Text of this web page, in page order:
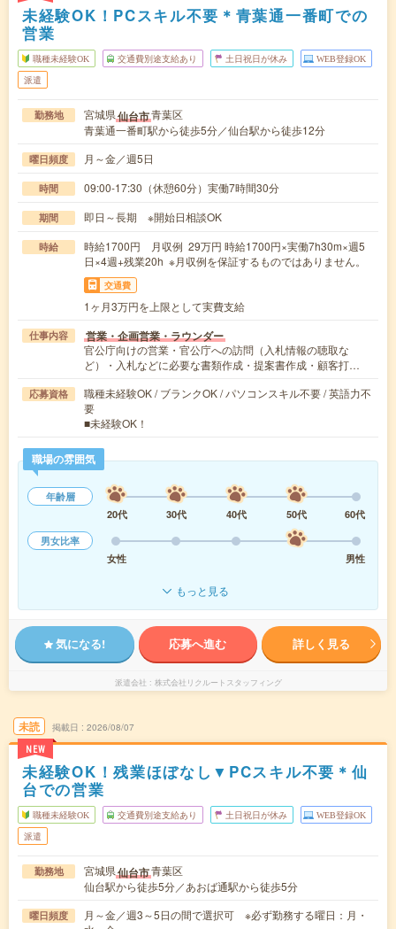
未経験OK！PCスキル不要＊青葉通一番町での
営業
職種未経験OK 交通費別途支給あり 土日祝日が休み WEB登録OK
派遣
勤務地 宮城県仙台市青葉区
青葉通一番町駅から徒歩5分／仙台駅から徒歩12分
曜日頻度 月～金／週5日
時間 09:00-17:30（休憩60分）実働7時間30分
期間 即日～長期 ※開始日相談OK
時給
時給1700円 月収例 29万円 時給1700円×実働7h30m×週5
日×4週+残業20h ※月収例を保証するものではありません。
交通費
1ヶ月3万円を上限として実費支給
仕事内容 営業・企画営業・ラウンダー
官公庁向けの営業・官公庁への訪問（入札情報の聴取な
ど）・入札などに必要な書類作成・提案書作成・顧客打…
応募資格
職種未経験OK / ブランクOK / パソコンスキル不要 / 英語力不
要
■未経験OK！
職場の雰囲気
年齢層
20代
30代 40代 50代
60代
男女比率
女性
男性
もっと見る
気になる! 応募へ進む 詳しく見る
派遣会社 株式会社リクルートスタッフィング
未読
NEW
掲載日 2026/08/07
未経験OK！残業ほぼなし▼PCスキル不要＊仙
台での営業
職種未経験OK 交通費別途支給あり 土日祝日が休み WEB登録OK
派遣
勤務地 宮城県仙台市青葉区
仙台駅から徒歩5分／あおば通駅から徒歩5分
曜日頻度
月～金／週3～5日の間で選択可 ※必ず勤務する曜日：月・